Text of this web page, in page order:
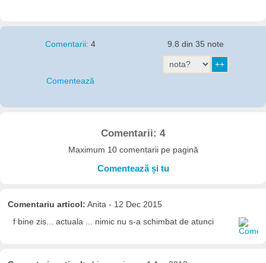
Comentarii:4
Comentează
9.8 din 35 note
Comentarii: 4
Maximum 10 comentarii pe pagină
Comentează și tu
Comentariu articol: Anita - 12 Dec 2015
f bine zis... actuala ... nimic nu s-a schimbat de atunci